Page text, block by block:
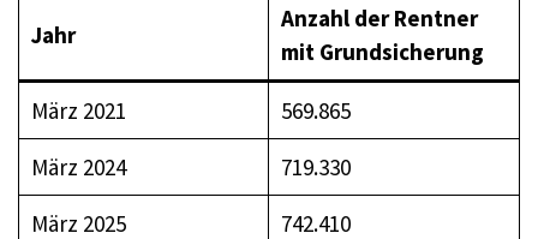
Jahr
Anzahl der Rentner
mit Grundsicherung
März 2021
569.865
März 2024
719.330
März 2025
742.410